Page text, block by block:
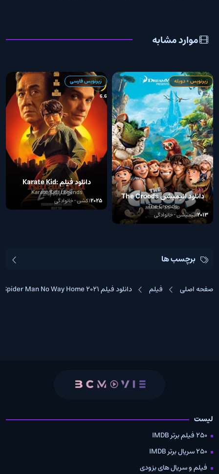
موارد مشابه
7.1
زیرنویس + دوبله
دانلود انیمیشن The Croods
The Croods
2013انیمیشن • خانوادگی
6.6
زیرنویس فارسی
دانلود فیلم Karate Kid:
Legends
Karate Kid: Legends
2025اکشن • خانوادگی
برچسب ها
صفحه اصلی فیلم دانلود فیلم Spider Man No Way Home 2021
لیست
250 فیلم برتر IMDB
250 سریال برتر IMDB
فیلم و سریال های بزودی